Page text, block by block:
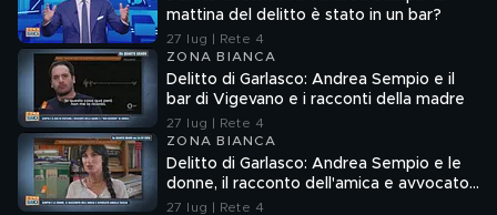
mattina del delitto è stato in un bar?
27 lug | Rete 4
ZONA BIANCA
Delitto di Garlasco: Andrea Sempio e il
bar di Vigevano e i racconti della madre
27 lug | Rete 4
ZONA BIANCA
Delitto di Garlasco: Andrea Sempio e le
donne, il racconto dell'amica e avvocato
Angela Taccia
27 lug | Rete 4